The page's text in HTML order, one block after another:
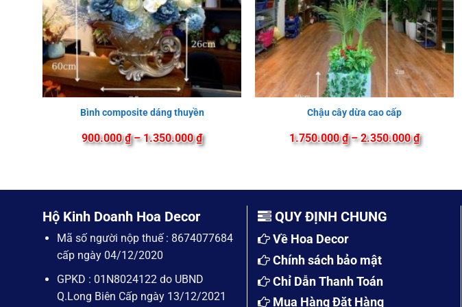
Bình composite dáng thuyền
900.000₫ – 1.350.000₫Khoảng
giá:
1.350.000 ₫
Chậu cây dừa cao cấp
1.750.000₫ – 2.350.000₫Khoảng
giá:
Hộ Kinh Doanh Hoa Decor
Mã số người nộp thuế : 8674077684
cấp ngày 04/12/2020
GPKD : 01N8024122 do UBND
Q.Long Biên Cấp ngày 13/12/2021
QUY ĐỊNH CHUNG
Về Hoa Decor
Chính sách bảo mật
Chỉ Dẫn Thanh Toán
Mua Hàng Đặt Hàng